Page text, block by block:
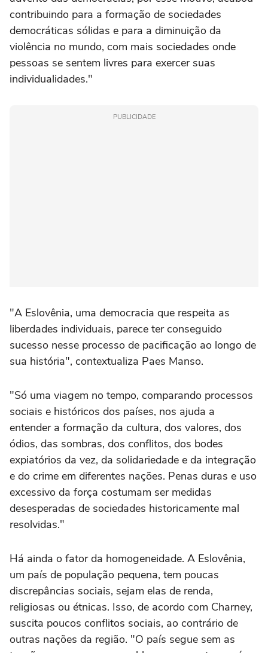
contribuindo para a formação de sociedades
democráticas sólidas e para a diminuição da
violência no mundo, com mais sociedades onde
pessoas se sentem livres para exercer suas
individualidades."
PUBLICIDADE
"A Eslovênia, uma democracia que respeita as
liberdades individuais, parece ter conseguido
sucesso nesse processo de pacificação ao longo de
sua história", contextualiza Paes Manso.
"Só uma viagem no tempo, comparando processos
sociais e históricos dos países, nos ajuda a
entender a formação da cultura, dos valores, dos
ódios, das sombras, dos conflitos, dos bodes
expiatórios da vez, da solidariedade e da integração
e do crime em diferentes nações. Penas duras e uso
excessivo da força costumam ser medidas
desesperadas de sociedades historicamente mal
resolvidas."
Há ainda o fator da homogeneidade. A Eslovênia,
um país de população pequena, tem poucas
discrepâncias sociais, sejam elas de renda,
religiosas ou étnicas. Isso, de acordo com Charney,
suscita poucos conflitos sociais, ao contrário de
outras nações da região. "O país segue sem as